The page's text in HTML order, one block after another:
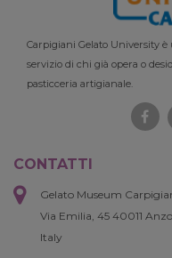
Carpigiani Gelato University
servizio di chi già opera o
pasticceria artigianale.
CONTATTI
Gelato Museum
Via Emilia, 45 40011
Italy